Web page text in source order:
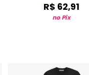
R$ 62,91
no Pix